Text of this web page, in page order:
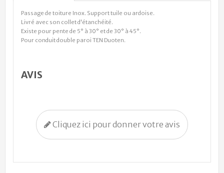
Passage de toiture Inox. Support tuile ou ardoise.
Livré avec son collet d'étanchéité.
Existe pour pente de 5° à 30° et de 30° à 45°.
Pour conduit double paroi TEN Duoten.
AVIS
Cliquez ici pour donner votre avis